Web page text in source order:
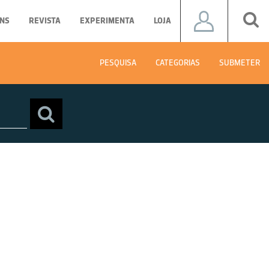
REVISTA EXPERIMENTA LOJA
PESQUISA CATEGORIAS SUBMETER